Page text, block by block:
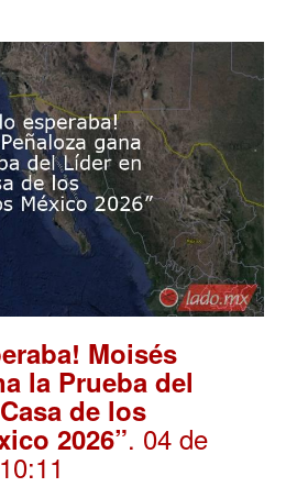
Moisés
la Prueba del
de los
2026”. 04 de